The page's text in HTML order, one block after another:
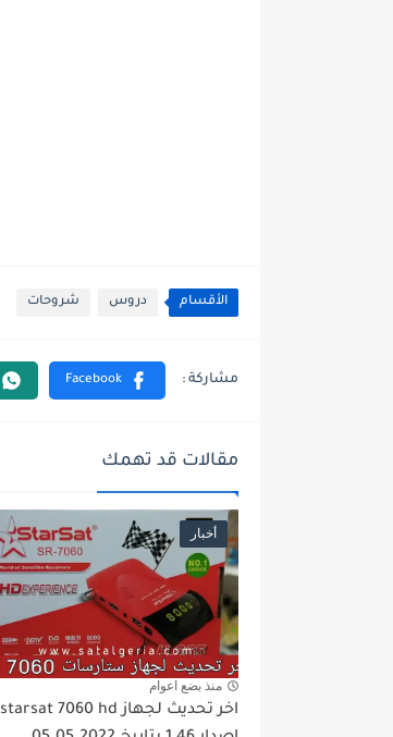
الأقسام دروس شروحات
مقالات قد تهمك
أخبار
منذ بضع اعوام
اخر تحديث لجهاز starsat 7060 hd